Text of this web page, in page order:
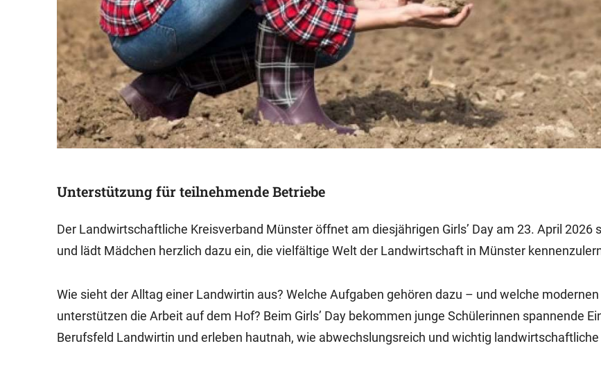
Unterstützung für teilnehmende Betriebe
Der Landwirtschaftliche Kreisverband Münster öffnet am diesjährigen Girls’ Day am 23. April 2026
und lädt Mädchen herzlich dazu ein, die vielfältige Welt der Landwirtschaft in Münster
Wie sieht der Alltag einer Landwirtin aus? Welche Aufgaben gehören dazu – und welche
unterstützen die Arbeit auf dem Hof? Beim Girls’ Day bekommen junge Schülerinnen spannende
Berufsfeld Landwirtin und erleben hautnah, wie abwechslungsreich und wichtig